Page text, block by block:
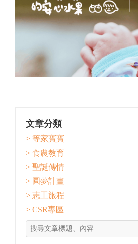
文章分類
> 等家寶寶
> 食農教育
> 聖誕傳情
> 圓夢計畫
> 志工旅程
> CSR專區